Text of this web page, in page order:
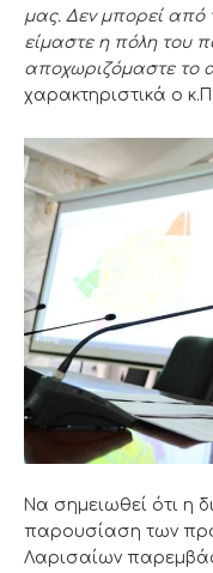
μας. Δεν μπορεί από
είμαστε η πόλη του
αποχωριζόμαστε το
χαρακτηριστικά ο
Να σημειωθεί ότι η
παρουσίαση των
Λαρισαίων